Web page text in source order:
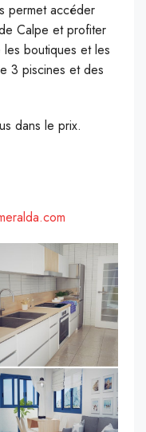
permet accéder
Calpe et profiter
boutiques et les
3 piscines et des
dans le prix.